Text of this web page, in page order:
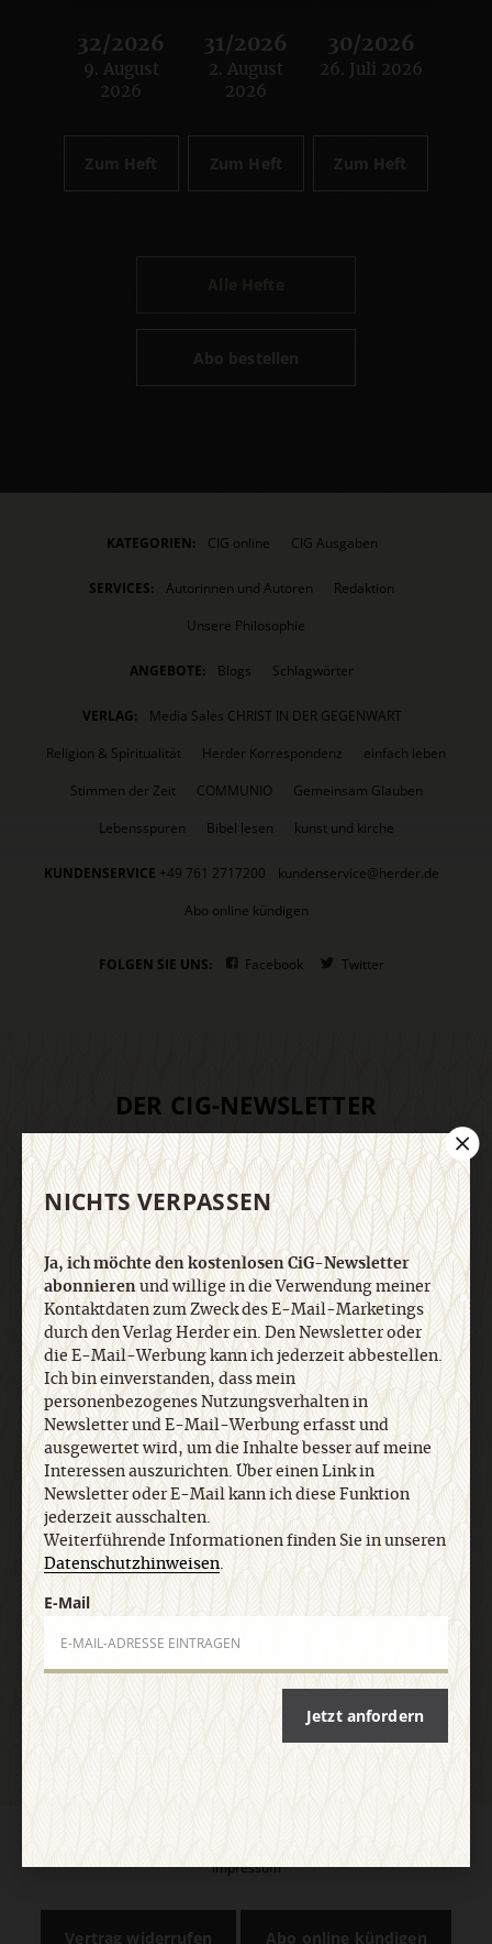
32/2026
:
9. August
2026
Zum Heft
31/2026
:
2. August
2026
Zum Heft
30/2026
:
26. Juli 2026
Zum Heft
Abo bestellen
KATEGORIEN: CIG online CIG Ausgaben
SERVICES: Autorinnen und Autoren
Redaktion
Unsere Philosophie
ANGEBOTE: Blogs Schlagwörter
VERLAG:
Media Sales CHRIST IN DER GEGENWART
Religion & Spiritualität
Herder Korrespondenz
einfach leben
Stimmen der Zeit
COMMUNIO
Gemeinsam Glauben
Lebensspuren
Bibel lesen kunst und kirche
KUNDENSERVICE +49 761 2717200
kundenservice@herder.de
Abo online kündigen
FOLGEN SIE UNS: Facebook Twitter
DER CIG-NEWSLETTER
Ja, ich möchte den kostenlosen CiG-Newsletter
abonnieren und willige in die Verwendung meiner
Kontaktdaten zum Zweck des E-Mail-Marketings
durch den Verlag Herder ein. Den Newsletter oder
die E-Mail-Werbung kann ich jederzeit abbestellen.
Ich bin einverstanden, dass mein
personenbezogenes Nutzungsverhalten in
Newsletter und E-Mail-Werbung erfasst und
ausgewertet wird, um die Inhalte besser auf meine
Interessen auszurichten. Über einen Link in
Newsletter oder E-Mail kann ich diese Funktion
jederzeit ausschalten. Weiterführende
Informationen finden Sie in unseren
E-Mail
Jetzt anmelden
Impressum
Vertrag widerrufen Abo online kündigen
NICHTS VERPASSEN
Ja, ich möchte den kostenlosen CiG-Newsletter
abonnierenund willige in die Verwendung meiner
Kontaktdaten zum Zweck des E-Mail-Marketings
durch den Verlag Herder ein. Den Newsletter oder
die E-Mail-Werbung kann ich jederzeit abbestellen.
Ich bin einverstanden, dass mein
personenbezogenes Nutzungsverhalten in
Newsletter und E-Mail-Werbung erfasst und
ausgewertet wird, um die Inhalte besser auf meine
Interessen auszurichten. Über einen Link in
Newsletter oder E-Mail kann ich diese Funktion
jederzeit ausschalten.
Weiterführende Informationen finden Sie in unseren
Datenschutzhinweisen.
E-Mail
Jetzt anfordern